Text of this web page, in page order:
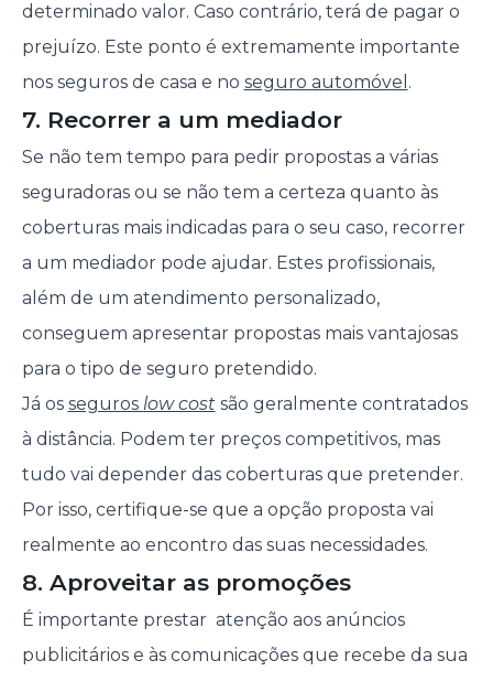
determinado valor. Caso contrário, terá de pagar o
prejuízo. Este ponto é extremamente importante
nos seguros de casa e no seguro automóvel .
7. Recorrer a um mediador
Se não tem tempo para pedir propostas a várias
seguradoras ou se não tem a certeza quanto às
coberturas mais indicadas para o seu caso, recorrer
a um mediador pode ajudar. Estes profissionais,
além de um atendimento personalizado,
conseguem apresentar propostas mais vantajosas
para o tipo de seguro pretendido.
Já os seguros low costsão geralmente contratados
à distância. Podem ter preços competitivos, mas
tudo vai depender das coberturas que pretender.
Por isso, certifique-se que a opção proposta vai
realmente ao encontro das suas necessidades.
8. Aproveitar as promoções
É importante prestar atenção aos anúncios
publicitários e às comunicações que recebe da sua